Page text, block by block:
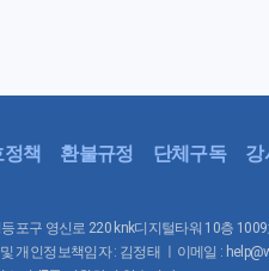
책 환불규정 단체구독 강
포구 영신로 220 knk디지털타워 10층
개인정보책임자 : 김정태 ㅣ이메일 :